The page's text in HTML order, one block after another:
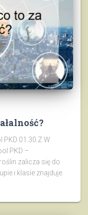
01.30.Z W
PKD –
zalicza się do
i klasie znajduje